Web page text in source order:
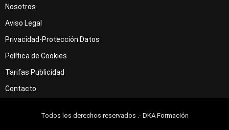
Nosotros
Aviso Legal
Privacidad-Protección Datos
Política de Cookies
Tarifas Publicidad
Contacto
Todos los derechos reservados .- DKA Formación